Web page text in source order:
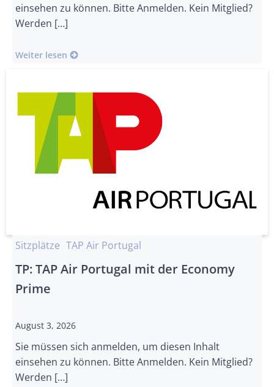
einsehen zu können. Bitte Anmelden. Kein Mitglied?
Werden […]
Weiter lesen
Sitzplätze TAP Air Portugal
TP: TAP Air Portugal mit der Economy
Prime
August 3, 2026
Sie müssen sich anmelden, um diesen Inhalt
einsehen zu können. Bitte Anmelden. Kein Mitglied?
Werden […]